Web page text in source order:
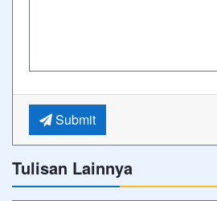
Submit
Tulisan Lainnya